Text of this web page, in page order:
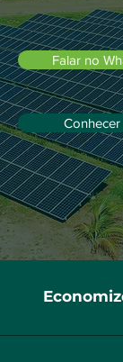
Falar no
Conhecer